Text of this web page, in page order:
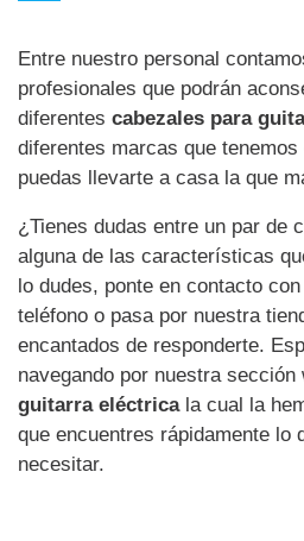
Entre nuestro personal
profesionales que podrán
diferentes cabezales para
diferentes marcas que
puedas llevarte a casa la que
¿Tienes dudas entre un par de
alguna de las características
lo dudes, ponte en contacto
teléfono o pasa por nuestra
encantados de responderte.
navegando por nuestra sección
guitarra eléctricala cual la
que encuentres rápidamente lo
necesitar.